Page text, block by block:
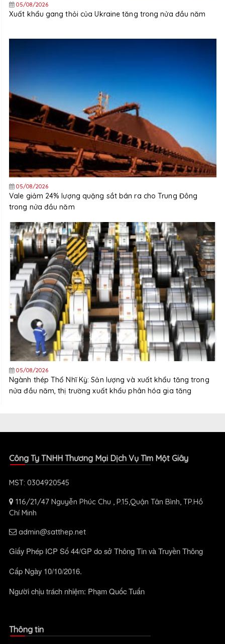
05/08/2026
Xuất khẩu gang thỏi của Ukraine tăng trong nửa đầu năm
05/08/2026
Vale giảm 24% lượng quặng sắt bán ra cho Trung Đông
trong nửa đầu năm
05/08/2026
Ngành thép Thổ Nhĩ Kỳ: Sản lượng và xuất khẩu tăng trong
nửa đầu năm, thị trường xuất khẩu phân hóa gia tăng
Công Ty TNHH Thương Mại Dịch Vụ Tìm Một Giây
MST: 0304920545
116/21/47 Nguyễn Phúc Chu , P.15,Quận Tân Bình, TP.Hồ
Chí Minh
admin@satthep.net
Giấy Phép ICP Số 44/GP do sở Thông Tin và Truyền Thông
Cấp Ngày 10/10/2016.
Người chịu trách nhiệm: Phạm Quốc Tuấn
Thông tin